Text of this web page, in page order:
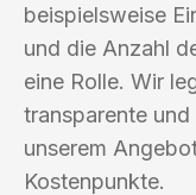
beispielsweise
und die Anzahl
eine Rolle. Wir
transparente
unserem
Kostenpunkte.